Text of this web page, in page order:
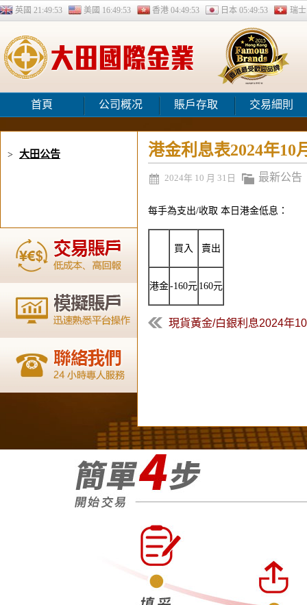
英國 21:49:53 美國 16:49:53 香港 04:49:53 日本 05:49:53 瑞
首頁 公司概况 賬戶存取 交易細則
> 大田公告 港金利息表2024年10
2024年 10 月 31日 最新公告
每手為支出/收取 本日港金低息：
買入 賣出
港金-160元 160元
現貨黃金/白銀利息2024年